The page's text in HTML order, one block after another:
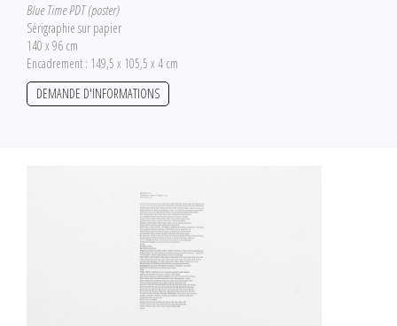
Blue Time PDT (poster)
Sérigraphie sur papier
140 x 96 cm
Encadrement : 149,5 x 105,5 x 4 cm
DEMANDE D'INFORMATIONS